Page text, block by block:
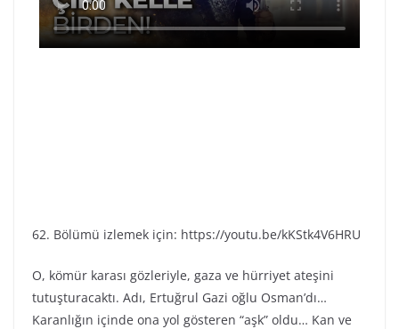
62. Bölümü izlemek için: https://youtu.be/kKStk4V6HRU
O, kömür karası gözleriyle, gaza ve hürriyet ateşini
tutuşturacaktı. Adı, Ertuğrul Gazi oğlu Osman’dı…
Karanlığın içinde ona yol gösteren “aşk” oldu… Kan ve